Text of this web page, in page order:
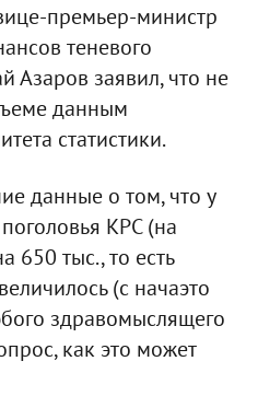
премьер-министр
теневого
Азаров заявил, что не
данным
статистики.
данные о том, что у
КРС (на
650 тыс., то есть
(с начаэто
здравомыслящего
как это может